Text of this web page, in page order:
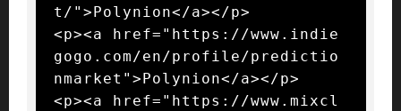
t/">Polynion</a></p>
<p><a href="https://www.indie
gogo.com/en/profile/predictio
nmarket">Polynion</a></p>
<p><a href="https://www.mixcl